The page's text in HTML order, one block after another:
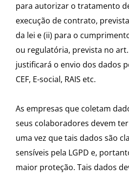
para autorizar o tratamento
execução de contrato,
da lei e (ii) para o
ou regulatória, prevista no art.
justificará o envio dos dados
CEF, E-social, RAIS etc.
As empresas que coletam
seus colaboradores devem
uma vez que tais dados são
sensíveis pela LGPD e,
maior proteção. Tais dados